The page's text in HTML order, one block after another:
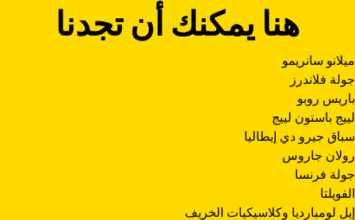
هنا يمكنك أن تجدنا
ميلانو سانريمو
جولة فلاندرز
باريس روبو
لييج باستون لييج
سباق جيرو دي إيطاليا
رولان جاروس
جولة فرنسا
الفويلتا
إيل لومبارديا وكلاسيكيات الخريف